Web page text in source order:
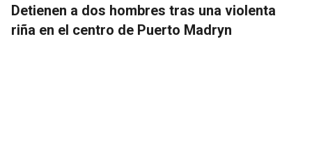
Detienen a dos hombres tras una violenta
riña en el centro de Puerto Madryn